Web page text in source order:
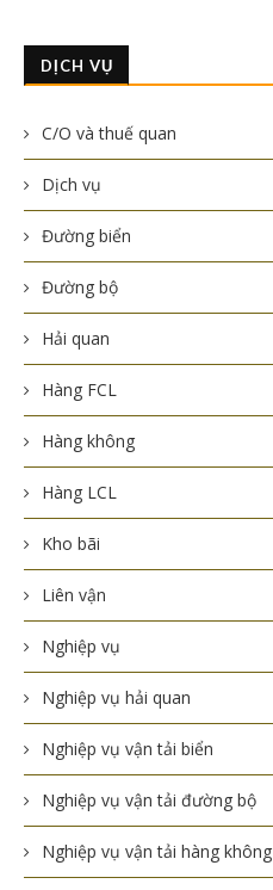
DỊCH VỤ
C/O và thuế quan
Dịch vụ
Đường biển
Đường bộ
Hải quan
Hàng FCL
Hàng không
Hàng LCL
Kho bãi
Liên vận
Nghiệp vụ
Nghiệp vụ hải quan
Nghiệp vụ vận tải biển
Nghiệp vụ vận tải đường bộ
Nghiệp vụ vận tải hàng không